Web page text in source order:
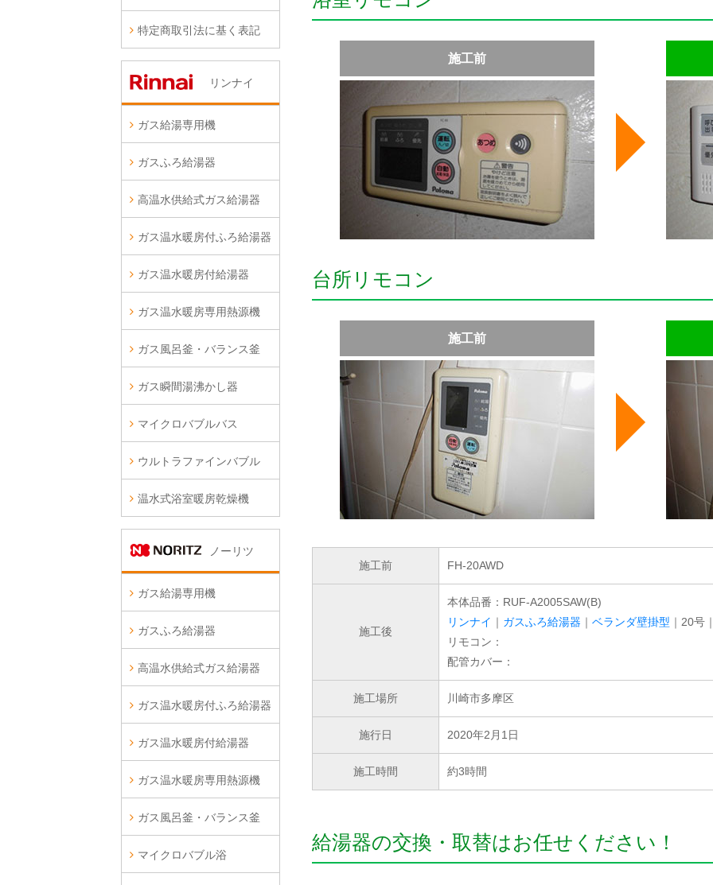
施工前
台所リモコン
施工前
施工前 FH-20AWD
施工後
本体品番：RUF-A2005SAW(B)
リンナイ ｜ ガスふろ給湯器 ｜ ベランダ壁掛型 ｜20号
リモコン：
配管カバー：
施工場所 川崎市多摩区
施行日 2020年2月1日
施工時間 約3時間
給湯器の交換・取替はお任せください！
特定商取引法に基く表記
リンナイ
ガス給湯専用機
ガスふろ給湯器
高温水供給式ガス給湯器
ガス温水暖房付ふろ給湯器
ガス温水暖房付給湯器
ガス温水暖房専用熱源機
ガス風呂釜・バランス釜
ガス瞬間湯沸かし器
マイクロバブルバス
ウルトラファインバブル
温水式浴室暖房乾燥機
ノーリツ
ガス給湯専用機
ガスふろ給湯器
高温水供給式ガス給湯器
ガス温水暖房付ふろ給湯器
ガス温水暖房付給湯器
ガス温水暖房専用熱源機
ガス風呂釜・バランス釜
マイクロバブル浴